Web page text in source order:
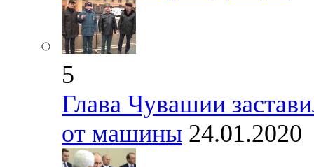
5
Глава Чувашии
от машины 24.01.2020